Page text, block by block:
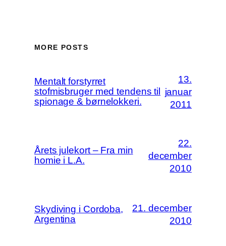
MORE POSTS
Mentalt forstyrret
stofmisbruger med tendens til
spionage & børnelokkeri.
13.
januar
2011
Årets julekort – Fra min
homie i L.A.
22.
december
2010
Skydiving i Cordoba,
Argentina
21. december
2010